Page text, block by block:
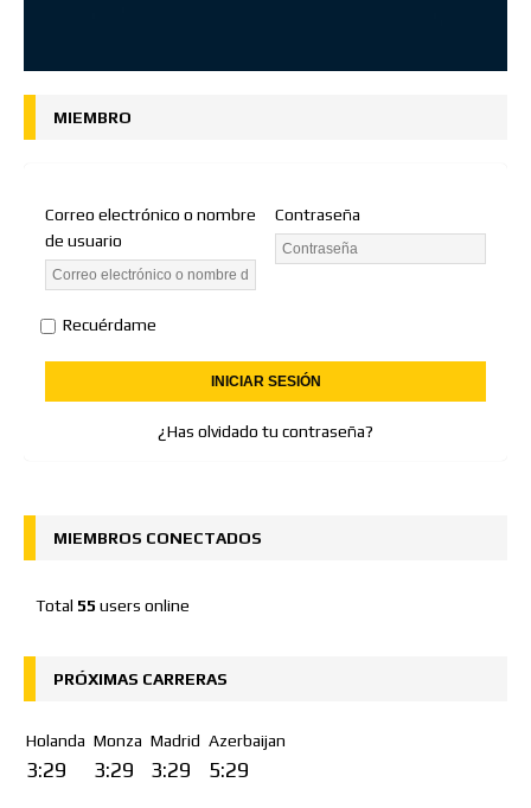
MIEMBRO
Correo electrónico o nombre
de usuario
Contraseña
Recuérdame
¿Has olvidado tu contraseña?
MIEMBROS CONECTADOS
Total 55 users online
PRÓXIMAS CARRERAS
Holanda
3:29
Monza
3:29
Madrid
3:29
Azerbaijan
5:29